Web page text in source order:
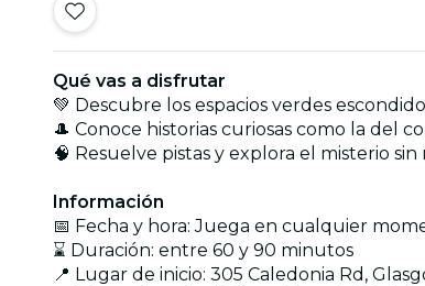
Qué vas a disfrutar
💚 Descubre los espacios verdes
🎩 Conoce historias curiosas como la del
🧠 Resuelve pistas y explora el misterio
Información
📅 Fecha y hora: Juega en cualquier
⌛ Duración: entre 60 y 90 minutos
📍 Lugar de inicio: 305 Caledonia Rd,